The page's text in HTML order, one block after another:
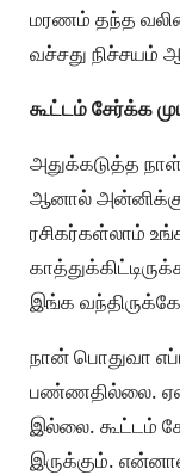
மரணம் தந்த
வச்சது
கூட்டம் சேர்க்க
அதுக்கடுத்த
ஆனால் அன்னிக்கு
ரசிகர்கள்லாம்
இங்க
நான் பொதுவா
பண்ணதில்லை.
இல்லை. கூட்டம்
இருக்கும்.